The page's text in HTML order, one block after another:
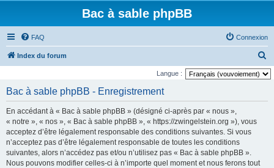
Bac à sable phpBB
FAQ Connexion
Index du forum
e
Langue :
Bac à sable phpBB - Enregistrement
En accédant à « Bac à sable phpBB » (désigné ci-après par « nous »,
« notre », « nos », « Bac à sable phpBB », « https://zwingelstein.org »), vous
acceptez d’être légalement responsable des conditions suivantes. Si vous
n’acceptez pas d’être légalement responsable de toutes les conditions
suivantes, alors n’accédez pas et/ou n’utilisez pas « Bac à sable phpBB ».
Nous pouvons modifier celles-ci à n’importe quel moment et nous ferons tout